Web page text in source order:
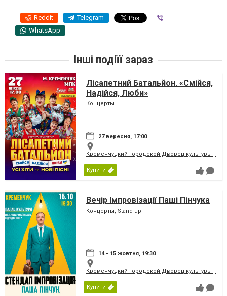
Reddit Telegram
WhatsApp
Інші подіїї зараз
Лісапетний Батальйон. «Смійся,
Надійся, Люби»
Концерты
27 вересня, 17:00
Кременчуцкий городской Дворец культуры |
Купити
Вечір Імпровізації Паші Пінчука
Концерты, Stand-up
14 - 15 жовтня, 19:30
Кременчуцкий городской Дворец культуры |
Купити